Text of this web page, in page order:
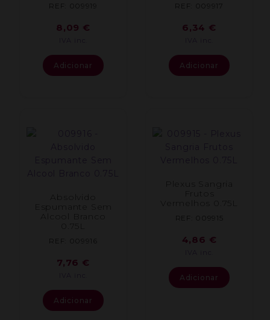
REF: 009919
8,09 €
Adicionar
REF: 009917
6,34 €
Adicionar
Absolvido
Espumante Sem
0.75L
REF: 009916
7,76 €
Adicionar
Plexus Sangria
Frutos
Vermelhos 0.75L
REF: 009915
4,86 €
Adicionar